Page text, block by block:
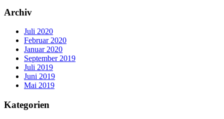
Archiv
Juli 2020
Februar 2020
Januar 2020
September 2019
Juli 2019
Juni 2019
Mai 2019
Kategorien